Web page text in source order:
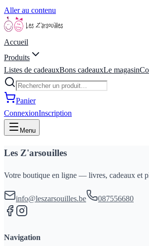
Aller au contenu
Accueil
Produits
Listes de cadeauxBons cadeauxLe magasin
Panier
ConnexionInscription
Menu
Les Z'arsouilles
Votre boutique en ligne — livres, cadeaux et
info@leszarsouilles.be 087556680
Navigation